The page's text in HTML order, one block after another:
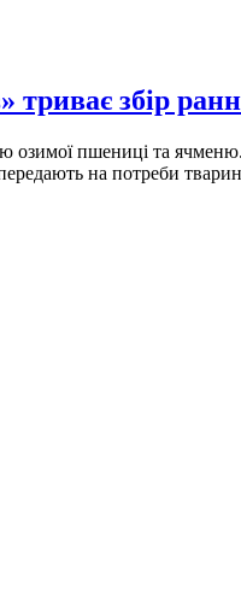
збір
пшениці та
на потреби